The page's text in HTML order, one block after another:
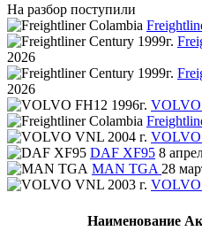
На разбор поступили
2026
2026
VOLVO
VOLVO
DAF XF95 8
MAN TGA 28
VOLVO
Наименование